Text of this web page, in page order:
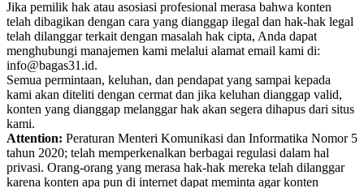
Jika pemilik hak atau asosiasi profesional merasa bahwa konten
telah dibagikan dengan cara yang dianggap ilegal dan hak-hak legal
telah dilanggar terkait dengan masalah hak cipta, Anda dapat
menghubungi manajemen kami melalui alamat email kami di:
info@bagas31.id.
Semua permintaan, keluhan, dan pendapat yang sampai kepada
kami akan diteliti dengan cermat dan jika keluhan dianggap valid,
konten yang dianggap melanggar hak akan segera dihapus dari situs
kami.
Attention: Peraturan Menteri Komunikasi dan Informatika Nomor 5
tahun 2020; telah memperkenalkan berbagai regulasi dalam hal
privasi. Orang-orang yang merasa hak-hak mereka telah dilanggar
karena konten apa pun di internet dapat meminta agar konten